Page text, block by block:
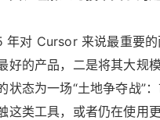
对 Cursor 来说最重要的
好的产品，二是将其大规
状态为一场“土地争夺战”
这类工具，或者仍在使用